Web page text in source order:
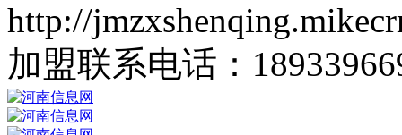
http://
加盟联系电话：